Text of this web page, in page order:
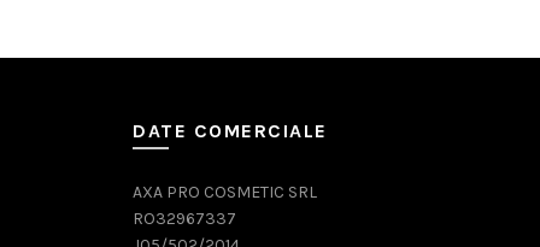
DATE COMERCIALE
AXA PRO COSMETIC SRL
RO32967337